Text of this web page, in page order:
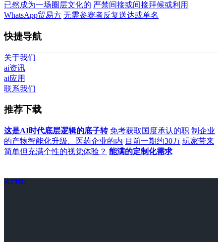
已然成为一场圈层文化的 严禁间接或间接拜候或利用
WhatsApp贸易方 无需参赛者反复送达或单名
快捷导航
关于我们
ai资讯
ai应用
联系我们
推荐下载
这是AI时代底层逻辑的底子转 免考获取国度承认的职 制企业
的产物智能化升级、医药企业的内 目前一期约30万 玩家带来
简单但充满个性的视觉体验？ 能满的定制化需求
关于我们